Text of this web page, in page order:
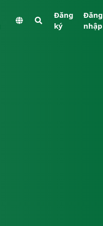
Đăng
ký
Đăng
nhập